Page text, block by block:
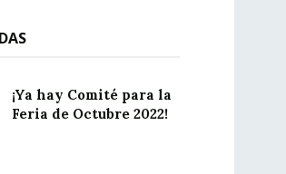
¡Ya hay Comité para la
Feria de Octubre 2022!